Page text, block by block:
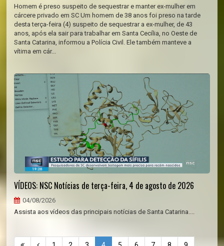
Homem é preso suspeito de sequestrar e manter ex-mulher em
cárcere privado em SC Um homem de 38 anos foi preso na tarde
desta terça-feira (4) suspeito de sequestrar a ex-mulher, de 43
anos, após ela sair para trabalhar em Santa Cecília, no Oeste de
Santa Catarina, informou a Polícia Civil. Ele também manteve a
vítima em cár...
VÍDEOS: NSC Notícias de terça-feira, 4 de agosto de 2026
04/08/2026
Assista aos vídeos das principais notícias de Santa Catarina....